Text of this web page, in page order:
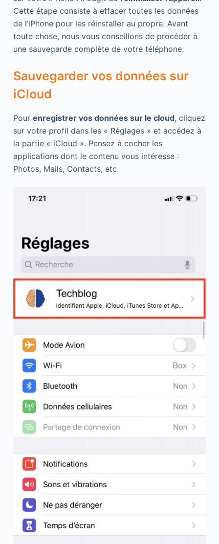
Cette étape consiste à effacer toutes les données
de l’iPhone pour les réinstaller au propre. Avant
toute chose, nous vous conseillons de procéder à
une sauvegarde complète de votre téléphone.
Sauvegarder vos données sur
iCloud
Pour enregistrer vos données sur le cloud, cliquez
sur votre profil dans les « Réglages » et accédez à
la partie « iCloud ». Pensez à cocher les
applications dont le contenu vous intéresse :
Photos, Mails, Contacts, etc.